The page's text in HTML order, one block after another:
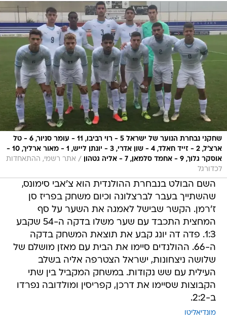
שחקני נבחרת הנוער של ישראל 5 - רוי רביבו, 11 - עומר סניור, 6 - טל
ארצ'ל, 2 - זייד חאלד, 4 - שון אדרי, 3 - יונתן לייש, 1 - מאור ארליך, 10 -
אוסקר גלוך, 9 - אחמד סלמאן, 7 - אליה גטהון
/ אתר רשמי, ההתאחדות
לכדורגל
השם הבולט בנבחרת ההולנדית הוא צ'אבי סימונס,
שהשתייך בעבר לברצלונה וכיום משחק בפריז סן
ז'רמן. הקשר שבישל לאמגה את השער על סף
המחצית התכבד עם שער משלו בדקה ה-54 שקבע
1:3. פדה דה יונג קבע את תוצאת המשחק בדקה
ה-66. ההולנדים סיימו את הבית עם מאזן מושלם של
שלושה ניצחונות, ישראל הצטרפה אליה בשלב
העילית עם שש נקודות. במשחק המקביל בין שתי
הקבוצות שסיימו את דרכן, קפריסין ומולדובה נפרדו
ב-2:2.
מונדיאליטו